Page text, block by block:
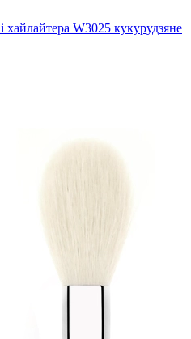
W3025 кукурудзяне